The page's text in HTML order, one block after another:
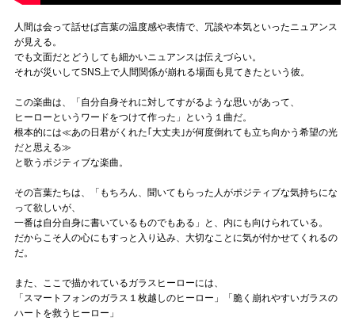
人間は会って話せば言葉の温度感や表情で、冗談や本気といったニュアンス
が見える。
でも文面だとどうしても細かいニュアンスは伝えづらい。
それが災いしてSNS上で人間関係が崩れる場面も見てきたという彼。
この楽曲は、「自分自身それに対してすがるような思いがあって、
ヒーローというワードをつけて作った」という１曲だ。
根本的には≪あの日君がくれた｢大丈夫｣が何度倒れても立ち向かう希望の光
だと思える≫
と歌うポジティブな楽曲。
その言葉たちは、「もちろん、聞いてもらった人がポジティブな気持ちにな
って欲しいが、
一番は自分自身に書いているものでもある」と、内にも向けられている。
だからこそ人の心にもすっと入り込み、大切なことに気が付かせてくれるの
だ。
また、ここで描かれているガラスヒーローには、
「スマートフォンのガラス１枚越しのヒーロー」「脆く崩れやすいガラスの
ハートを救うヒーロー」